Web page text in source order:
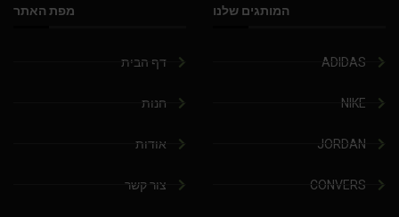
המותגים שלנו
ADIDAS
NIKE
JORDAN
CONVERS
מפת האתר
דף הבית
חנות
אודות
צור קשר